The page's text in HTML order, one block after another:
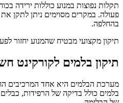
תקלות נפוצות במנוע כוללות ירידה
פעולה. במקרים מסוימים ניתן לתקן
בהחלפה.
תיקון מקצועי מבטיח שהמנוע יחזור
תיקון בלמים לקורקינט
מערכת הבלמים היא אחד המרכיבים
בלמים כולל בדיקה של הרפידות, כבלים